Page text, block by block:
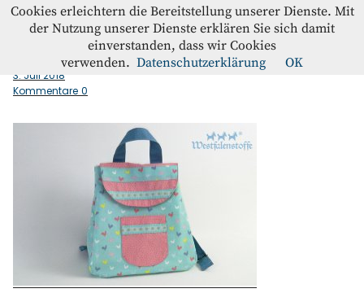
Westfalenstoffe-Blog
InstagramFacebook
Kindegartenrucksack_fetig
3. Juli 2018
Kommentare 0
Cookies erleichtern die Bereitstellung unserer Dienste. Mit
der Nutzung unserer Dienste erklären Sie sich damit
einverstanden, dass wir Cookies
verwenden. Datenschutzerklärung OK